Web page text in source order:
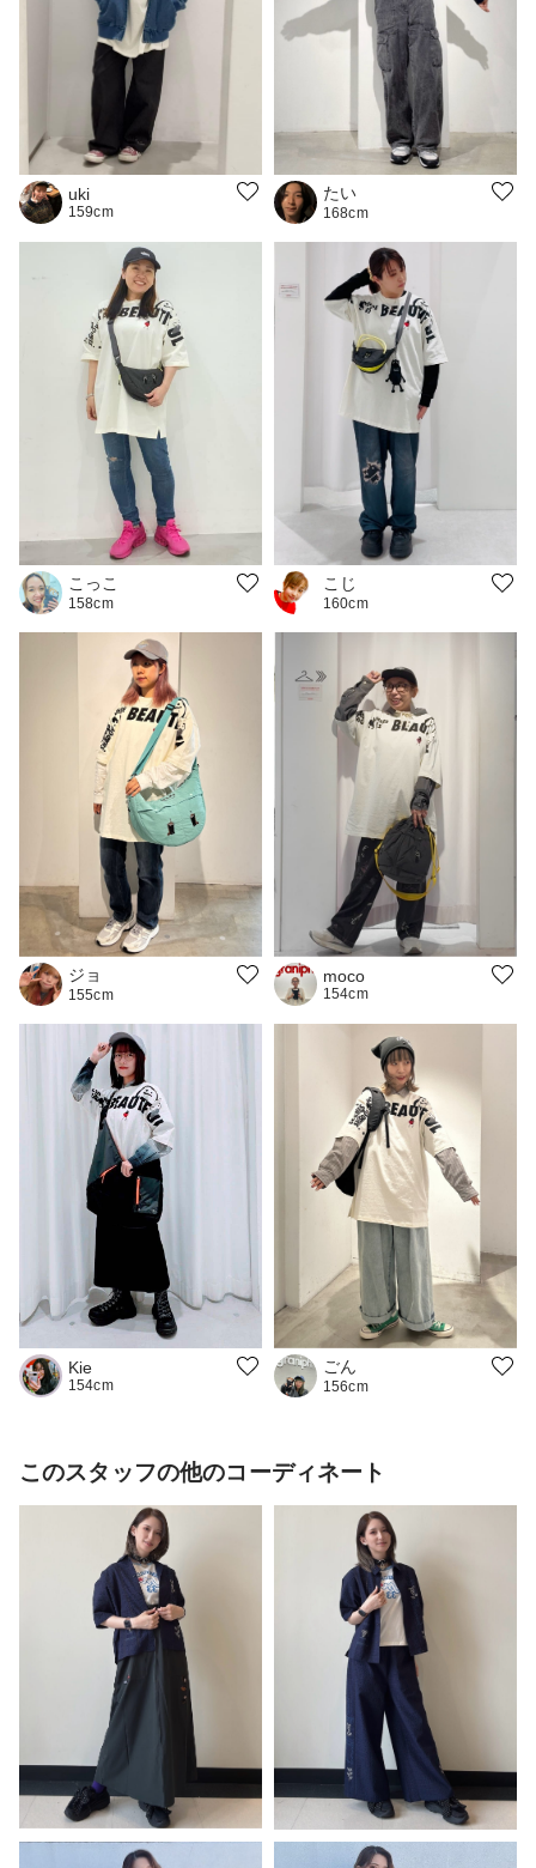
uki
159cm
たい
168cm
こっこ
158cm
こじ
160cm
ジョ
155cm
moco
154cm
Kie
154cm
ごん
156cm
このスタッフの他のコーディネート